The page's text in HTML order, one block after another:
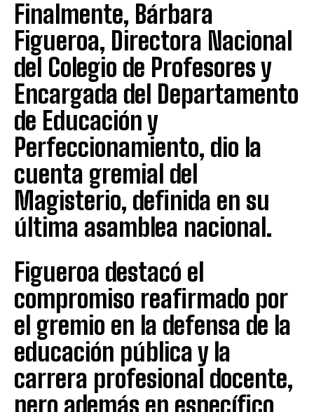
Finalmente, Bárbara
Figueroa, Directora Nacional
del Colegio de Profesores y
Encargada del Departamento
de Educación y
Perfeccionamiento, dio la
cuenta gremial del
Magisterio, definida en su
última asamblea nacional.
Figueroa destacó el
compromiso reafirmado por
el gremio en la defensa de la
educación pública y la
carrera profesional docente,
pero además en específico